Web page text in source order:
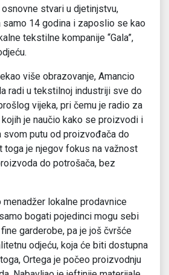
stvari u djetinjstvu,
samo 14 godina i zaposlio se kao
tekstilne kompanije “Gala”,
više obrazovanje, Amancio
radi u tekstilnoj industriji sve do
vijeka, pri čemu je radio za
je naučio kako se proizvodi i
svom putu od proizvođača do
toga je njegov fokus na važnost
do potrošača, bez
menadžer lokalne prodavnice
bogati pojedinci mogu sebi
garderobe, pa je još čvršće
odjeću, koja će biti dostupna
Ortega je počeo proizvodnju